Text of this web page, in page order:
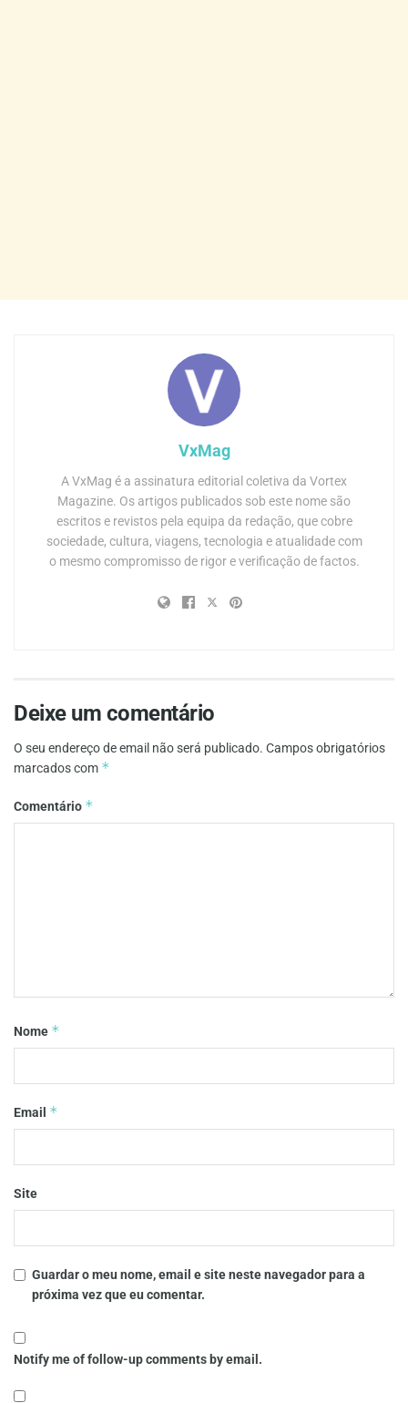
VxMag
A VxMag é a assinatura editorial coletiva da Vortex
Magazine. Os artigos publicados sob este nome são
escritos e revistos pela equipa da redação, que cobre
sociedade, cultura, viagens, tecnologia e atualidade com
o mesmo compromisso de rigor e verificação de factos.
Deixe um comentário
O seu endereço de email não será publicado. Campos obrigatórios
marcados com *
Comentário *
Nome *
Email *
Site
Guardar o meu nome, email e site neste navegador para a
próxima vez que eu comentar.
Notify me of follow-up comments by email.